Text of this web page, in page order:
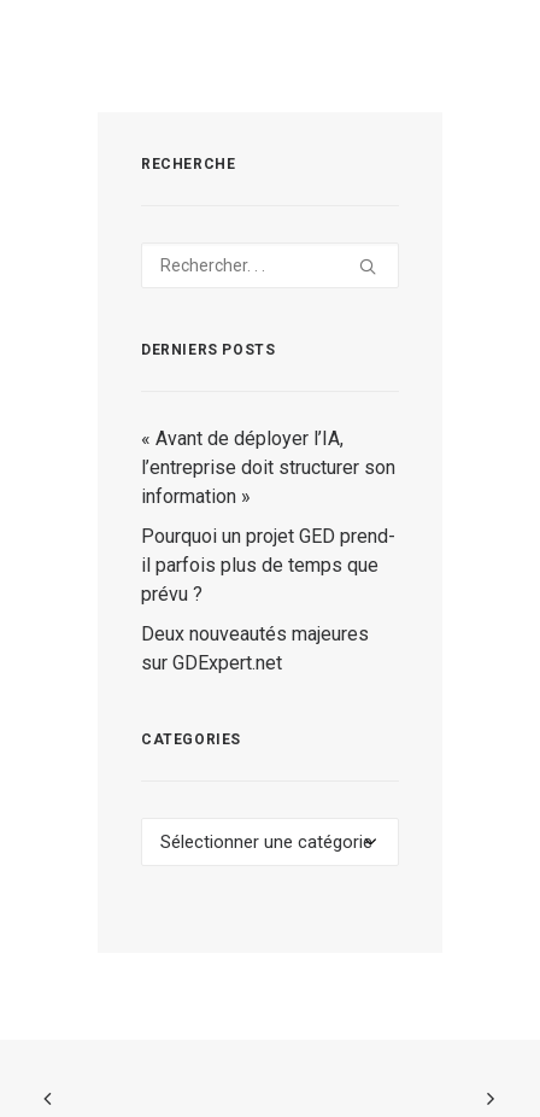
RECHERCHE
DERNIERS POSTS
« Avant de déployer l’IA,
l’entreprise doit structurer son
information »
Pourquoi un projet GED prend-
il parfois plus de temps que
prévu ?
Deux nouveautés majeures
sur GDExpert.net
CATEGORIES
Categories